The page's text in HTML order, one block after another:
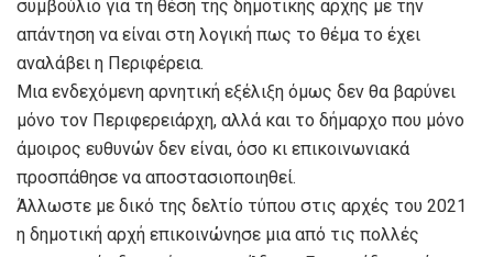
συμβούλιο για τη θέση της δημοτικής αρχής με την
απάντηση να είναι στη λογική πως το θέμα το έχει
αναλάβει η Περιφέρεια.
Μια ενδεχόμενη αρνητική εξέλιξη όμως δεν θα βαρύνει
μόνο τον Περιφερειάρχη, αλλά και το δήμαρχο που μόνο
άμοιρος ευθυνών δεν είναι, όσο κι επικοινωνιακά
προσπάθησε να αποστασιοποιηθεί.
Άλλωστε με δικό της δελτίο τύπου στις αρχές του 2021
η δημοτική αρχή επικοινώνησε μια από τις πολλές